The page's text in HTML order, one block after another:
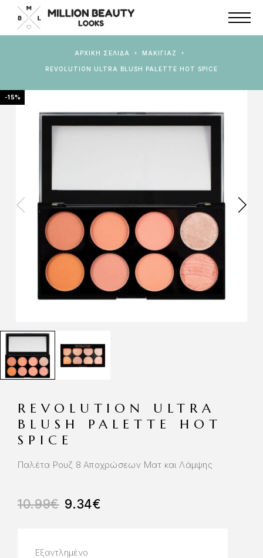
ΑΡΧΙΚΉ ΣΕΛΊΔΑ ΜΑΚΙΓΙΑΖ
REVOLUTION ULTRA BLUSH PALETTE HOT SPICE
-15%
REVOLUTION ULTRA
BLUSH PALETTE HOT
SPICE
Παλέτα Ρουζ 8 Αποχρώσεων Ματ και Λάμψης
10.99€ 9.34€
Εξαντλημένο